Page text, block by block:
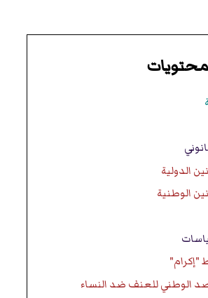
الدولية
الوطنية
الوطني للعنف ضد النساء